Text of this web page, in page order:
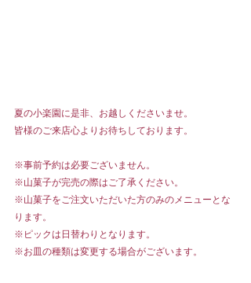
夏の小楽園に是非、お越しくださいませ。
皆様のご来店心よりお待ちしております。
※事前予約は必要ございません。
※山菓子が完売の際はご了承ください。
※山菓子をご注文いただいた方のみのメニューとな
ります。
※ピックは日替わりとなります。
※お皿の種類は変更する場合がございます。